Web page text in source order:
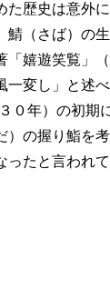
歴史は意外
鯖（さば）の
嬉遊笑覧」
変し」と述べ
０年）の初期
の握り鮨を
たと言われて